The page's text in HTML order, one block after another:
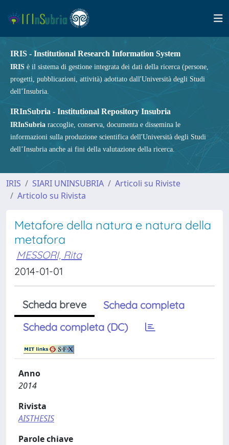
IRIS - Institutional Research Information System
IRIS è il sistema di gestione integrata dei dati della ricerca (persone,
progetti, pubblicazioni, attività) adottato dall'Università degli Studi
dell’Insubria.
IRInSubria - Institutional Repository Insubria
IRInSubria raccoglie, conserva, documenta e dissemina le
informazioni sulla produzione scientifica dell'Università degli Studi
dell’Insubria anche ai fini della valutazione della ricerca.
IRIS SIARI UNINSUBRIA
Articoli su Riviste
Articolo su Rivista
Metafore della natura e natura della
metafora
MESSORI, Rita
2014-01-01
Scheda breve
Scheda completa
Scheda completa (DC)
Anno
2014
Rivista
AISTHESIS
Parole chiave